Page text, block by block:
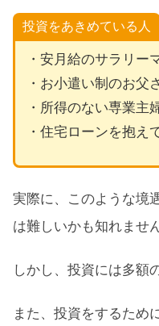
投資をあきめている人
・安月給のサラリー
・お小遣い制のお父
・所得のない専業主
・住宅ローンを抱え
実際に、このような境
は難しいかも知れません
しかし、投資には多額
また、投資をするため